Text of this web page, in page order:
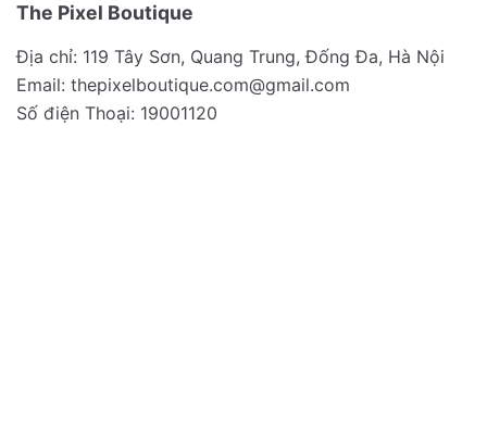
The Pixel Boutique
Địa chỉ: 119 Tây Sơn, Quang Trung, Đống Đa, Hà Nội
Email: thepixelboutique.com@gmail.com
Số điện Thoại: 19001120